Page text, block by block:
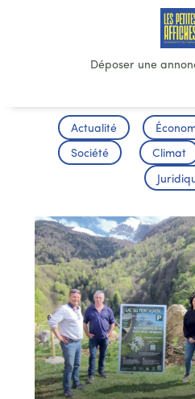
Déposer une
Actualité
Société Climat